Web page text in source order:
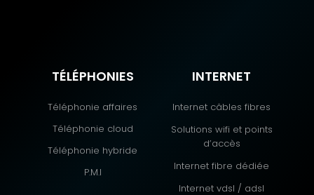
TÉLÉPHONIES
Téléphonie affaires
Téléphonie cloud
Téléphonie hybride
P.M.I
INTERNET
Internet câbles fibres
Solutions wifi et points
d’accès
Internet fibre dédiée
Internet vdsl / adsl